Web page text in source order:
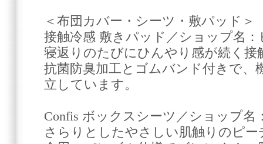
＜布団カバー・シーツ・敷パッド＞
接触冷感 敷きパッド／ショップ名
寝返りのたびにひんやり感が続く接
抗菌防臭加工とゴムバンド付きで、
立しています。
Confis ボックスシーツ／ショップ名
さらりとしたやさしい肌触りのピ